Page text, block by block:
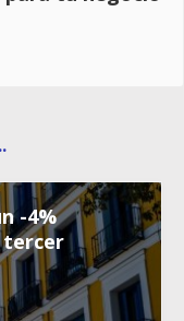
-4%
tercer